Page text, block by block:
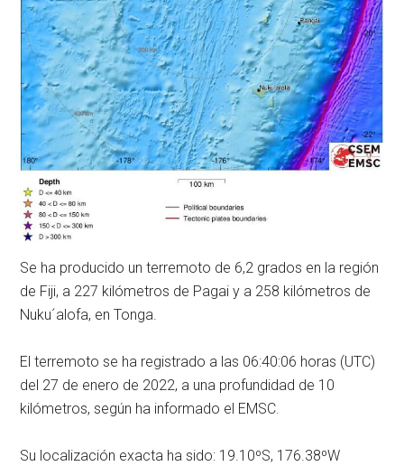
Se ha producido un terremoto de 6,2 grados en la región
de Fiji, a 227 kilómetros de Pagai y a 258 kilómetros de
Nuku´alofa, en Tonga.
El terremoto se ha registrado a las 06:40:06 horas (UTC)
del 27 de enero de 2022, a una profundidad de 10
kilómetros, según ha informado el EMSC.
Su localización exacta ha sido: 19.10ºS, 176.38ºW